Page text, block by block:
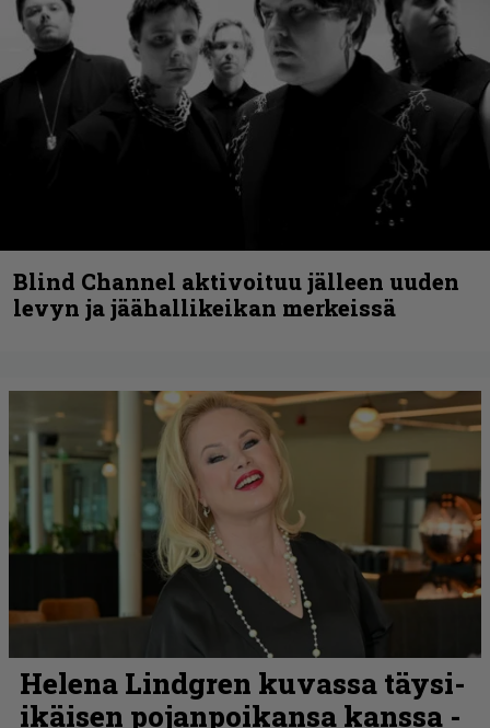
Blind Channel aktivoituu jälleen uuden
levyn ja jäähallikeikan merkeissä